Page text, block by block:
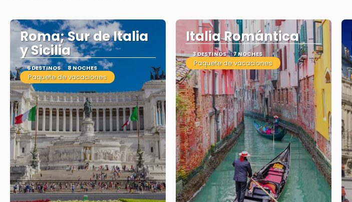
Roma; Sur de Italia
y Sicilia
6 DESTINOS 8 NOCHES
Paquete de vacaciones
Italia Romántica
3 DESTINOS 7 NOCHES
Paquete de vacaciones